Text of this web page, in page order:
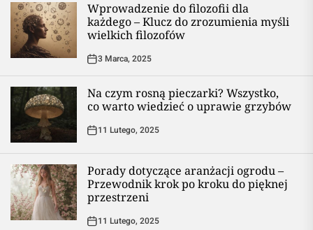
Wprowadzenie do filozofii dla
każdego – Klucz do zrozumienia myśli
wielkich filozofów
3 Marca, 2025
Na czym rosną pieczarki? Wszystko,
co warto wiedzieć o uprawie grzybów
11 Lutego, 2025
Porady dotyczące aranżacji ogrodu –
Przewodnik krok po kroku do pięknej
przestrzeni
11 Lutego, 2025